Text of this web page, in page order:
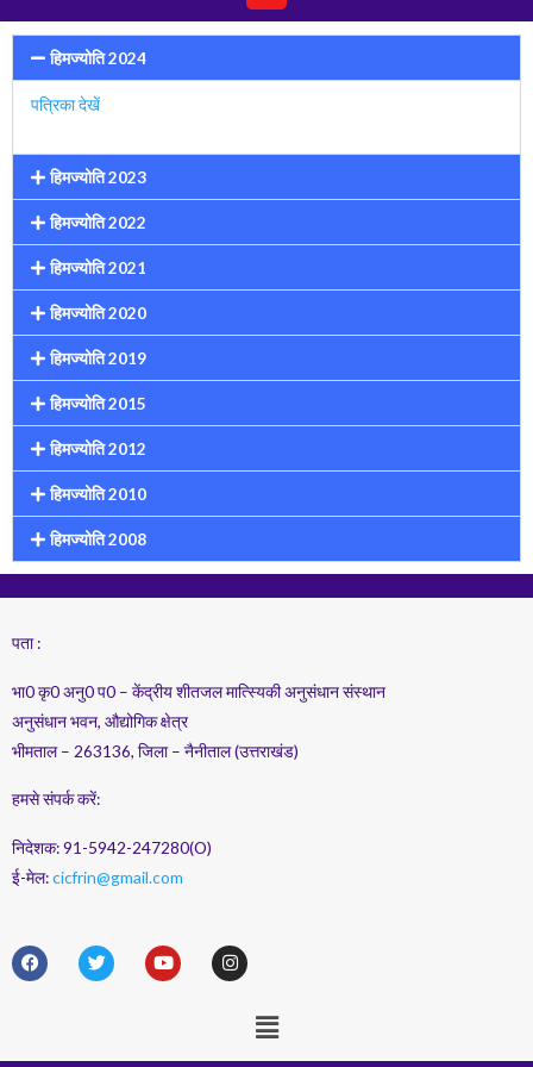
हिमज्योति 2024
पत्रिका देखें
हिमज्योति 2023
हिमज्योति 2022
हिमज्योति 2021
हिमज्योति 2020
हिमज्योति 2019
हिमज्योति 2015
हिमज्योति 2012
हिमज्योति 2010
हिमज्योति 2008
पता :
भा0 कृ0 अनु0 प0 – केंद्रीय शीतजल मात्स्यिकी अनुसंधान संस्थान
अनुसंधान भवन, औद्योगिक क्षेत्र
भीमताल – 263136, जिला – नैनीताल (उत्तराखंड)
हमसे संपर्क करें:
निदेशक: 91-5942-247280(O)
ई-मेल:cicfrin@gmail.com
F
a
c
o
T
w
i
r
Y
o
u
e
I
n
s
r
Menu